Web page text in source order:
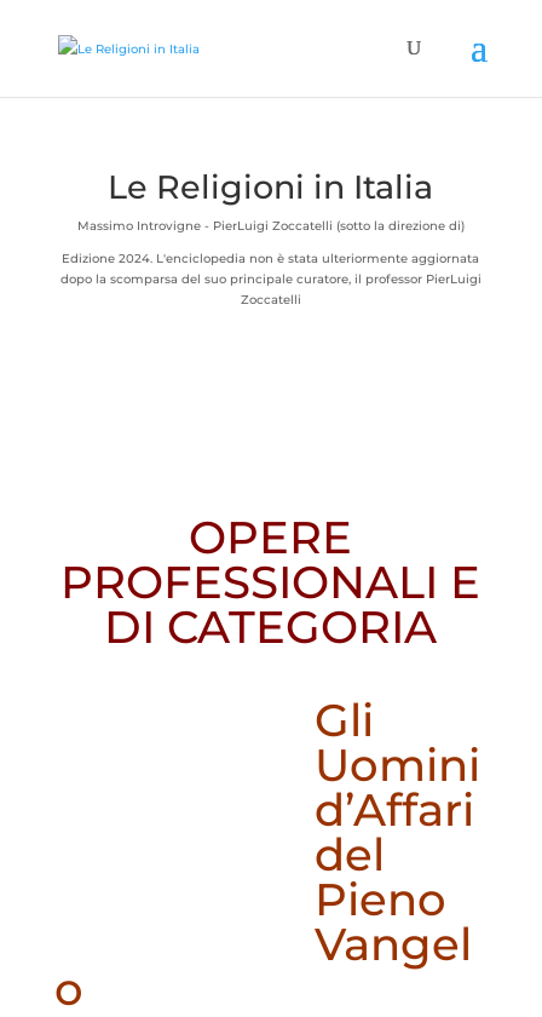
Le Religioni in Italia
Massimo Introvigne - PierLuigi Zoccatelli (sotto la direzione di)
Edizione 2024. L'enciclopedia non è stata ulteriormente aggiornata
dopo la scomparsa del suo principale curatore, il professor PierLuigi
Zoccatelli
OPERE
PROFESSIONALI E
DI CATEGORIA
Gli
Uomini
d’Affari
del
Pieno
Vangel
o